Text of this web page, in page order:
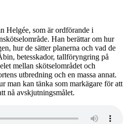
Helgée, som är ordförande i
Han berättar om hur
hur de sätter planerna och vad de
betesskador, tallföryngring på
mellan skötselområdet och
utbredning och en massa annat.
man kan tänka som markägare för att
nå avskjutningsmålet.